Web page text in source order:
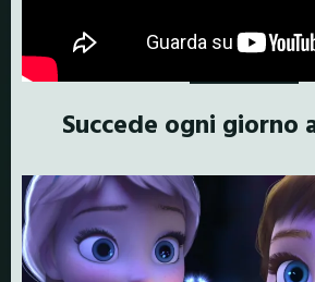
Succede ogni giorno